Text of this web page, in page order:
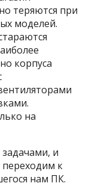
теряются при
моделей.
корпуса
на
и
переходим к
нам ПК.